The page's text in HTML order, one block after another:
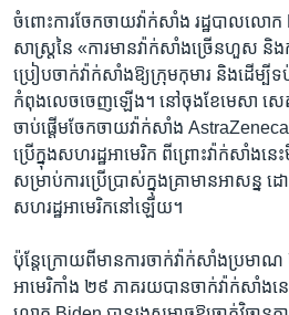
ចំពោះ​ការ​ចែកចាយ​វ៉ាក់សាំង ​រដ្ឋបាល​លោក
សាស្ត្រនៃ «ការ​មានវ៉ាក់សាំង​ច្រើនហួស និង​
ប្រៀប​ចាក់​វ៉ាក់សាំងឱ្យក្រុម​កុមារ និងដើម្បី
កំពុងលេចចេញឡើង។ នៅចុងខែមេសា សេត
ចាប់​ផ្តើម​ចែក​ចាយ​វ៉ាក់សាំង
ប្រើក្នុង​សហរដ្ឋអាមេរិក ពីព្រោះ​វ៉ាក់សាំង​ន
សម្រាប់ការ​ប្រើប្រាស់ក្នុង​គ្រា​មានអាសន្ន​
សហរដ្ឋ​អាមេរិក​នៅ​ឡើយ។
ប៉ុន្តែ​ក្រោយពី​មានការ​ចាក់​វ៉ាក់សាំងប្រ
អាមេរិកាំង​ ២៩ ភាគរយ​បាន​ចាក់​វ៉ាក់សាំង​